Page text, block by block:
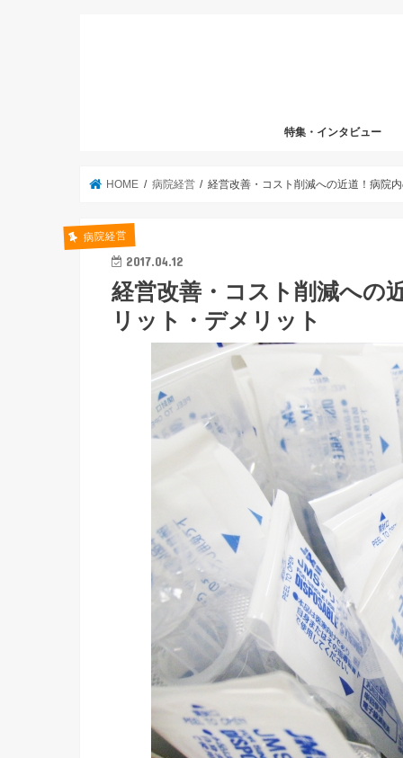
特集・インタビュー
HOME 病院経営 経営改善・コスト削減への近道！病院
病院経営
2017.04.12
経営改善・コスト削減への
リット・デメリット